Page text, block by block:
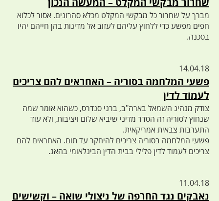
מברך על שחרור כל מבקשי המקלט מכלא סהרונים. אסור לכלוא
חפים מפשע כדי ללחוץ עליהם לעזוב אל מדינות בהן חייהם יהיו
בסכנה.
14.04.18
פשעי המלחמה בסוריה – האחראים להם צריכים
לעמוד לדין
צודק מנהיג השמאל בארה"ב, ברני סנדרס, כשהוא אומר שמה
שנחוץ לסוריה זה הסדר מדיני שיביא שלום ויציבות, ולא עוד
התערבות צבאית אמריקאית.
פשעי המלחמה בסוריה צריכים להיחקר עד תום. האחראים להם
צריכים לעמוד לדין פלילי בבית הדין הבינלאומי בהאג.
11.04.18
נאבקים נגד החרפה של ניצולי שואה – וקשישים